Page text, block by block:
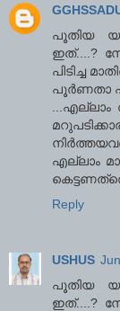
പൂതിയ
ഇത്....?
പിടിച്ച
പൂര്‍ണതാ
എല്ലാം
Reply
USHUS
പൂതിയ
ഇത്....?